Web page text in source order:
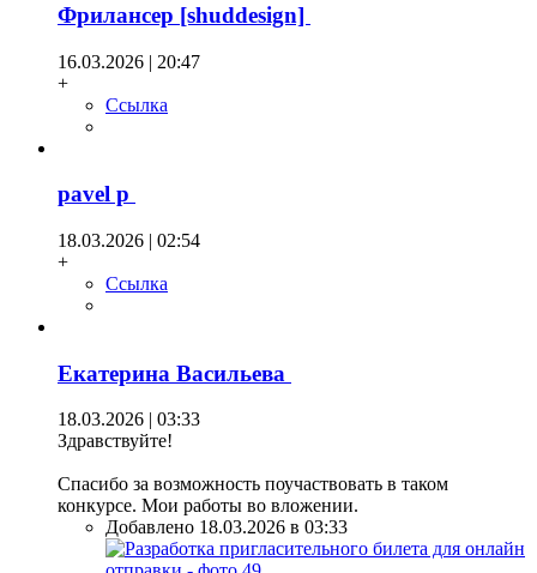
Фрилансер [shuddesign]
16.03.2026 | 20:47
+
Ссылка
pavel p
18.03.2026 | 02:54
+
Ссылка
Екатерина Васильева
18.03.2026 | 03:33
Здравствуйте!
Спасибо за возможность поучаствовать в таком
конкурсе. Мои работы во вложении.
Добавлено 18.03.2026 в 03:33